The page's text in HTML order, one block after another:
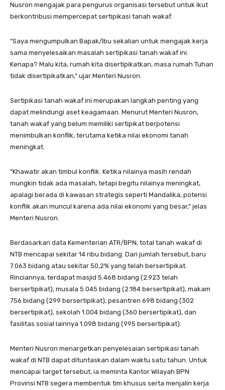
Nusron mengajak para pengurus organisasi tersebut untuk ikut
berkontribusi mempercepat sertipikasi tanah wakaf.
“Saya mengumpulkan Bapak/Ibu sekalian untuk mengajak kerja
sama menyelesaikan masalah sertipikasi tanah wakaf ini.
Kenapa? Malu kita, rumah kita disertipikatkan, masa rumah Tuhan
tidak disertipikatkan,” ujar Menteri Nusron.
Sertipikasi tanah wakaf ini merupakan langkah penting yang
dapat melindungi aset keagamaan. Menurut Menteri Nusron,
tanah wakaf yang belum memiliki sertipikat berpotensi
menimbulkan konfilk, terutama ketika nilai ekonomi tanah
meningkat.
“Khawatir akan timbul konflik. Ketika nilainya masih rendah
mungkin tidak ada masalah, tetapi begitu nilainya meningkat,
apalagi berada di kawasan strategis seperti Mandalika, potensi
konflik akan muncul karena ada nilai ekonomi yang besar,” jelas
Menteri Nusron.
Berdasarkan data Kementerian ATR/BPN, total tanah wakaf di
NTB mencapai sekitar 14 ribu bidang. Dari jumlah tersebut, baru
7.063 bidang atau sekitar 50,2% yang telah bersertipikat.
Rinciannya, terdapat masjid 5.468 bidang (2.923 telah
bersertipikat), musala 5.045 bidang (2.184 bersertipikat), makam
756 bidang (299 bersertipikat), pesantren 698 bidang (302
bersertipikat), sekolah 1.004 bidang (360 bersertipikat), dan
fasilitas sosial lainnya 1.098 bidang (995 bersertipikat).
Menteri Nusron menargetkan penyelesaian sertipikasi tanah
wakaf di NTB dapat dituntaskan dalam waktu satu tahun. Untuk
mencapai target tersebut, ia meminta Kantor Wilayah BPN
Provinsi NTB segera membentuk tim khusus serta menjalin kerja